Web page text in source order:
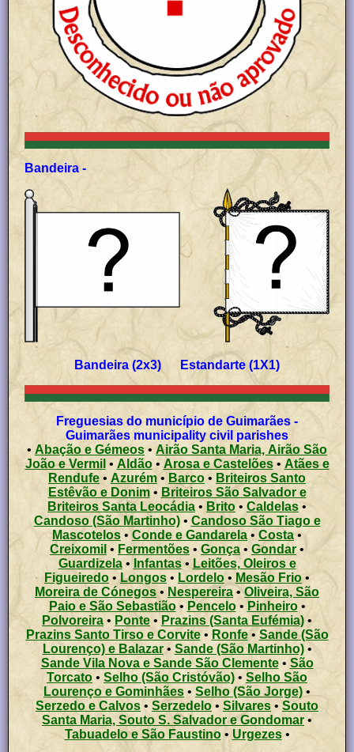
Bandeira -
Bandeira (2x3) Estandarte (1X1)
Freguesias do município de Guimarães -
Guimarães municipality civil parishes
• Abação e Gémeos • Airão Santa Maria, Airão São
João e Vermil • Aldão• Arosa e Castelões• Atães e
Rendufe • Azurém • Barco • Briteiros Santo
Estêvão e Donim • Briteiros São Salvador e
Briteiros Santa Leocádia • Brito• Caldelas •
Candoso (São Martinho) • Candoso São Tiago e
Mascotelos • Conde e Gandarela • Costa•
Creixomil • Fermentões • Gonça • Gondar •
Guardizela• Infantas• Leitões, Oleiros e
Figueiredo •Longos • Lordelo • Mesão Frio•
Moreira de Cónegos • Nespereira•Oliveira, São
Paio e São Sebastião• Pencelo• Pinheiro•
Polvoreira • Ponte • Prazins (Santa Eufémia) •
Prazins Santo Tirso e Corvite• Ronfe• Sande (São
Lourenço) e Balazar• Sande (São Martinho)•
Sande Vila Nova e Sande São Clemente• São
Torcato • Selho (São Cristóvão) • Selho São
Lourenço e Gominhães • Selho (São Jorge) •
Serzedo e Calvos • Serzedelo • Silvares • Souto
Santa Maria, Souto S. Salvador e Gondomar •
Tabuadelo e São Faustino• Urgezes•